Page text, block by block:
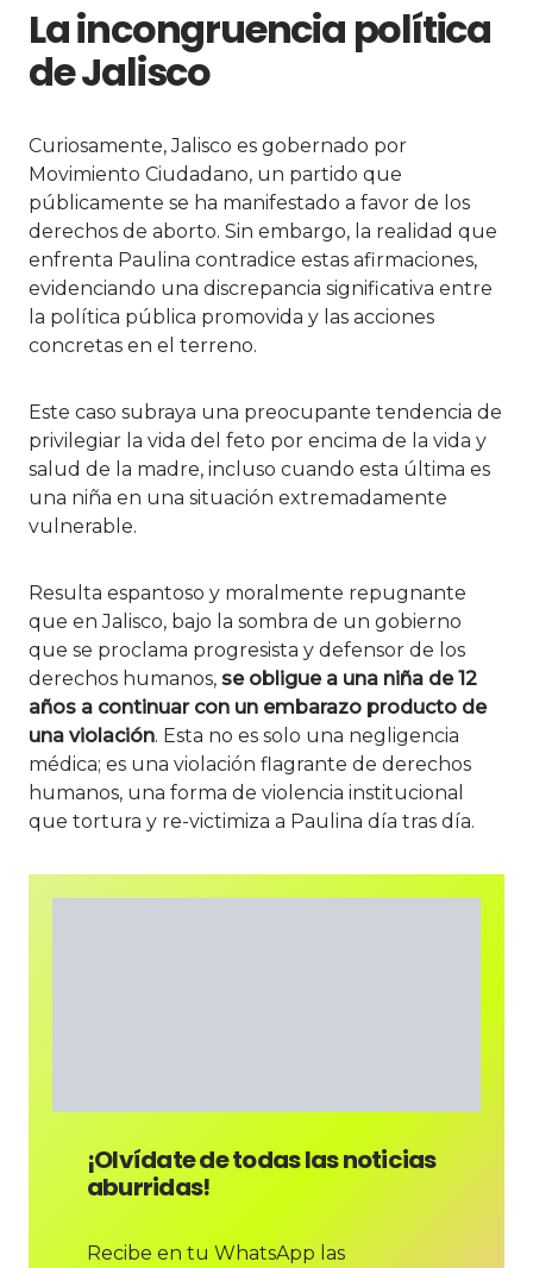
La incongruencia política
de Jalisco
Curiosamente, Jalisco es gobernado por
Movimiento Ciudadano, un partido que
públicamente se ha manifestado a favor de los
derechos de aborto. Sin embargo, la realidad que
enfrenta Paulina contradice estas afirmaciones,
evidenciando una discrepancia significativa entre
la política pública promovida y las acciones
concretas en el terreno.
Este caso subraya una preocupante tendencia de
privilegiar la vida del feto por encima de la vida y
salud de la madre, incluso cuando esta última es
una niña en una situación extremadamente
vulnerable.
Resulta espantoso y moralmente repugnante
que en Jalisco, bajo la sombra de un gobierno
que se proclama progresista y defensor de los
derechos humanos, se obligue a una niña de 12
años a continuar con un embarazo producto de
una violación. Esta no es solo una negligencia
médica; es una violación flagrante de derechos
humanos, una forma de violencia institucional
que tortura y re-victimiza a Paulina día tras día.
¡Olvídate de todas las noticias
aburridas!
Recibe en tu WhatsApp las